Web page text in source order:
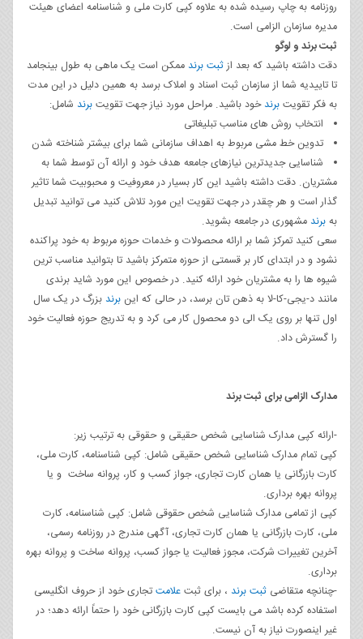
روزنامه به چاپ رسیده شده به علاوه کپی کارت ملی و شناسنامه اعضای هیئت
مدیره سازمان الزامی است.
ثبت برند و لوگو
دقت داشته باشید که بعد ازثبت برند ممکن است یک ماهی به طول بینجامد
تا تاییدیه شما از سازمان ثبت اسناد و املاک برسد به همین دلیل در این مدت
به فکر تقویتبرندخود باشید. مراحل مورد نیاز جهت تقویتبرند شامل:
انتخاب روش های مناسب تبلیغاتی
تدوین خط مشی مربوط به اهداف سازمانی شما برای بیشتر شناخته شدن
شناسایی جدیدترین نیازهای جامعه هدف خود و ارائه آن توسط شما به
مشتریان. دقت داشته باشید این کار بسیار در معروفیت و محبوبیت شما تاثیر
گذار است و هر چقدر در جهت تقویت این مورد تلاش کنید می توانید تبدیل
بهبرند مشهوری در جامعه بشوید.
سعی کنید تمرکز شما بر ارائه محصولات و خدمات حوزه مربوط به خود پراکنده
نشود و در ابتدای کار بر قسمتی از حوزه متمرکز باشید تا بتوانید مناسب ترین
شیوه ها را به مشتریان خود ارائه کنید. در خصوص این مورد شاید برندی
مانند د-یجی-کا-لا به ذهن تان برسد، در حالی که این برند بزرگ در یک سال
اول تنها بر روی یک الی دو محصول کار می کرد و به تدریج حوزه فعالیت خود
را گسترش داد.
مدارک الزامی برای ثبت برند
-ارائه کپی مدارک شناسایی شخص حقیقی و حقوقی به ترتیب زیر:
کپی تمام مدارک شناسایی شخص حقیقی شامل: کپی شناسنامه، کارت ملی،
کارت بازرگانی یا همان کارت تجاری، جواز کسب و کار، پروانه ساخت و یا
پروانه بهره برداری.
کپی از تمامی مدارک شناسایی شخص حقوقی شامل: کپی شناسنامه، کارت
ملی، کارت بازرگانی یا همان کارت تجاری، آگهی مندرج در روزنامه رسمی،
آخرین تغییرات شرکت، مجوز فعالیت یا جواز کسب، پروانه ساخت و پروانه بهره
برداری.
-چنانچه متقاضی ثبت برند ، برای ثبتعلامتتجاری خود از حروف انگلیسی
استفاده کرده باشد می بایست کپی کارت بازرگانی خود را حتماً ارائه دهد؛ در
غیر اینصورت نیاز به آن نیست.